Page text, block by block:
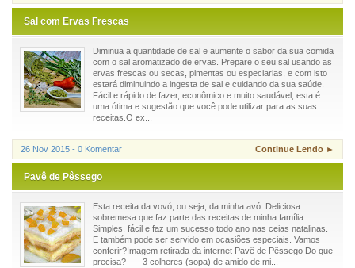
Sal com Ervas Frescas
Diminua a quantidade de sal e aumente o sabor da sua comida
com o sal aromatizado de ervas. Prepare o seu sal usando as
ervas frescas ou secas, pimentas ou especiarias, e com isto
estará diminuindo a ingesta de sal e cuidando da sua saúde.
Fácil e rápido de fazer, econômico e muito saudável, esta é
uma ótima e sugestão que você pode utilizar para as suas
receitas.O ex...
26 Nov 2015 - 0 Komentar Continue Lendo ►
Pavê de Pêssego
Esta receita da vovó, ou seja, da minha avó. Deliciosa
sobremesa que faz parte das receitas de minha família.
Simples, fácil e faz um sucesso todo ano nas ceias natalinas.
E também pode ser servido em ocasiões especiais. Vamos
conferir?Imagem retirada da internet Pavê de Pêssego Do que
precisa? 3 colheres (sopa) de amido de mi...